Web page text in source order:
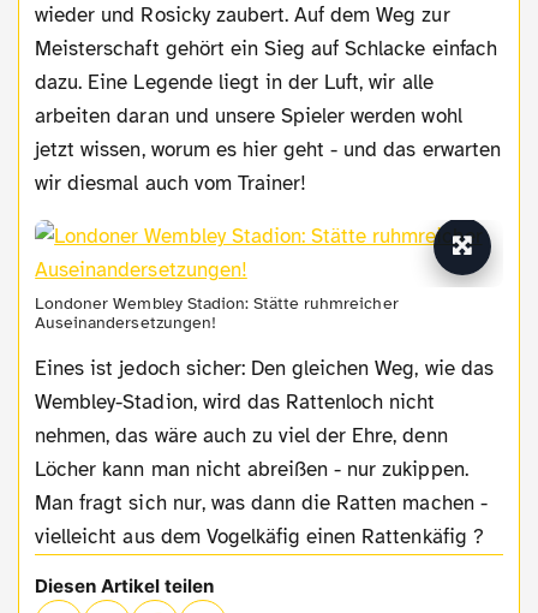
wieder und Rosicky zaubert. Auf dem Weg zur
Meisterschaft gehört ein Sieg auf Schlacke einfach
dazu. Eine Legende liegt in der Luft, wir alle
arbeiten daran und unsere Spieler werden wohl
jetzt wissen, worum es hier geht - und das erwarten
wir diesmal auch vom Trainer!
Londoner Wembley Stadion: Stätte ruhmreicher
Auseinandersetzungen!
Eines ist jedoch sicher: Den gleichen Weg, wie das
Wembley-Stadion, wird das Rattenloch nicht
nehmen, das wäre auch zu viel der Ehre, denn
Löcher kann man nicht abreißen - nur zukippen.
Man fragt sich nur, was dann die Ratten machen -
vielleicht aus dem Vogelkäfig einen Rattenkäfig ?
Diesen Artikel teilen